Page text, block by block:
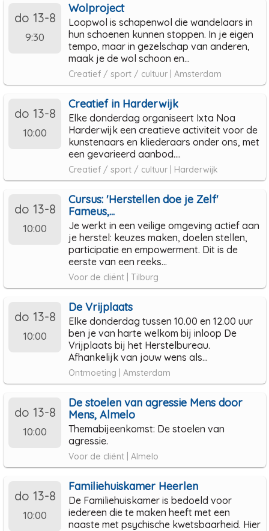
do 13-8
9:30
Wolproject
Loopwol is schapenwol die wandelaars in
hun schoenen kunnen stoppen. In je eigen
tempo, maar in gezelschap van anderen,
maak je de wol schoon en...
Creatief / sport / cultuur | Amsterdam
do 13-8
10:00
Creatief in Harderwijk
Elke donderdag organiseert Ixta Noa
Harderwijk een creatieve activiteit voor de
kunstenaars en kliederaars onder ons, met
een gevarieerd aanbod....
Creatief / sport / cultuur | Harderwijk
do 13-8
10:00
Cursus: 'Herstellen doe je Zelf'
Fameus,...
Je werkt in een veilige omgeving actief aan
je herstel: keuzes maken, doelen stellen,
participatie en empowerment. Dit is de
eerste van een reeks...
Voor de cliënt | Tilburg
do 13-8
10:00
De Vrijplaats
Elke donderdag tussen 10.00 en 12.00 uur
ben je van harte welkom bij inloop De
Vrijplaats bij het Herstelbureau.
Afhankelijk van jouw wens als...
Ontmoeting | Amsterdam
do 13-8
10:00
De stoelen van agressie Mens door
Mens, Almelo
Themabijeenkomst: De stoelen van
agressie.
Voor de cliënt | Almelo
do 13-8
10:00
Familiehuiskamer Heerlen
De Familiehuiskamer is bedoeld voor
iedereen die te maken heeft met een
naaste met psychische kwetsbaarheid. Hier